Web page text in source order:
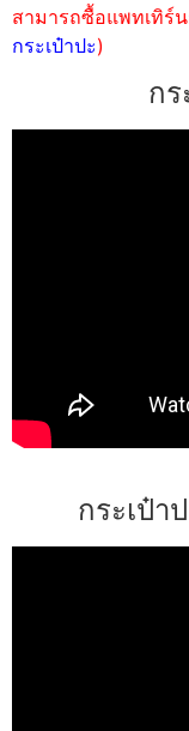
สามารถซื้อแพทเทิร์
กระเป๋าปะ)
กร
กระเป๋า